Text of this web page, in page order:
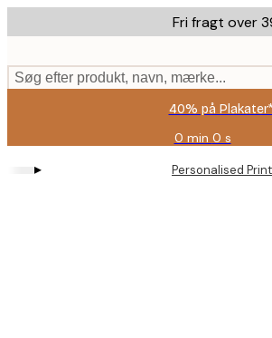
to
content.
Fri fragt over
Søg efter produkt, navn, mærke...
40% på Plakater*
0 min 0 s
Gyldig
indtil:
2026-
▸ Personalised